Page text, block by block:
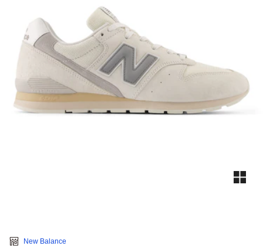
New Balance